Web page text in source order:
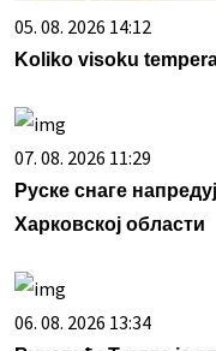
05. 08. 2026 14:12
Koliko visoku
07. 08. 2026 11:29
Руске снаге
Харковској области
06. 08. 2026 13:34